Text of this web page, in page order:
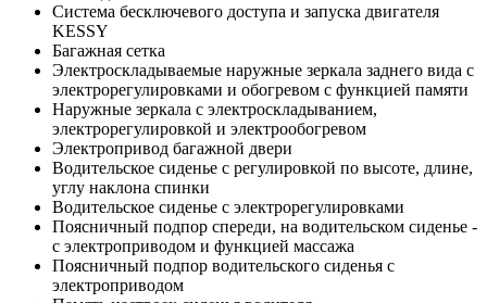
Система бесключевого доступа и запуска двигателя
KESSY
Багажная сетка
Электроскладываемые наружные зеркала заднего вида с
электрорегулировками и обогревом с функцией памяти
Наружные зеркала с электроскладыванием,
электрорегулировкой и электрообогревом
Электропривод багажной двери
Водительское сиденье с регулировкой по высоте, длине,
углу наклона спинки
Водительское сиденье с электрорегулировками
Поясничный подпор спереди, на водительском сиденье -
с электроприводом и функцией массажа
Поясничный подпор водительского сиденья с
электроприводом